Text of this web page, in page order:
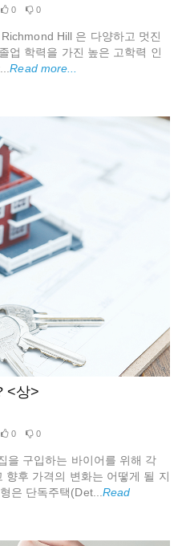
0 0
Hill 은 다양하고 멋진
업 학력을 가진 높은 고학력 인
Read more...
<상>
0 0
을 구입하는 바이어를 위해 각
향후 가격의 변화는 어떻게 될 지
은 단독주택(Det...Read